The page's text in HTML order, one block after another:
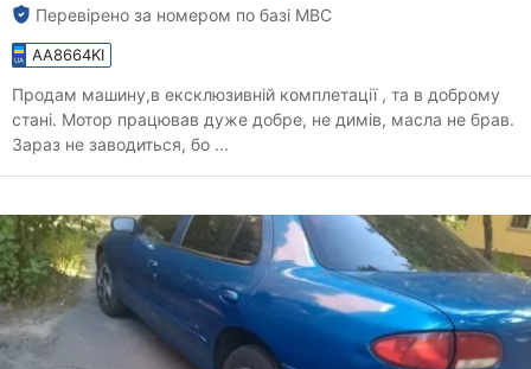
Перевірено за номером по базі МВС
AA8664KI
Продам машину,в ексклюзивній комплетації , та в доброму
стані. Мотор працював дуже добре, не димів, масла не брав.
Зараз не заводиться, бо ...